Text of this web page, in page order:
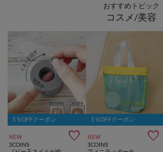
おすすめトピック
コスメ/美容
5％OFFクーポン
NEW 
3COINS
5％OFFクーポン
NEW 
3COINS